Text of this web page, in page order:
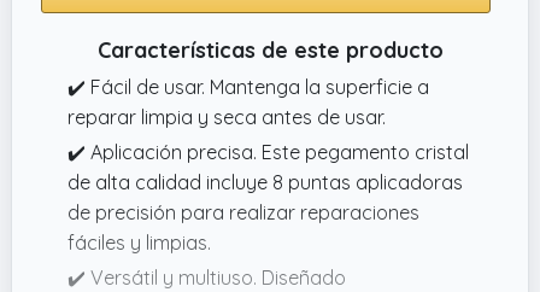
Características de este producto
✔️ Fácil de usar. Mantenga la superficie a
reparar limpia y seca antes de usar.
✔️ Aplicación precisa. Este pegamento cristal
de alta calidad incluye 8 puntas aplicadoras
de precisión para realizar reparaciones
fáciles y limpias.
✔️ Versátil y multiuso. Diseñado